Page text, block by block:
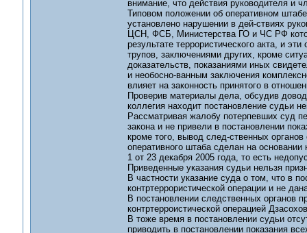
внимание, что действия руководителя и
Типовом положении об оперативном
установлено нарушении в дей-ствиях
ЦСН, ФСБ, Министерства ГО и ЧС РФ
результате террористического акта, и
трупов, заключениями других, кроме
доказательств, показаниями иных
и необосно-ванным заключения
влияет на законность принятого в
Проверив материалы дела, обсудив
коллегия находит постановление
Рассматривая жалобу потерпевших суд
закона и не привели в постановлении
кроме того, вывод след-ственных
оперативного штаба сделан на
1 от 23 декабря 2005 года, то есть
Приведенные указания судьи нельзя
В частности указание суда о том, что в
контртеррористической операции и не
В постановлении следственных органов
контртерроистической операцией
В тоже время в постановлении судьи
приводить в постановлении показания